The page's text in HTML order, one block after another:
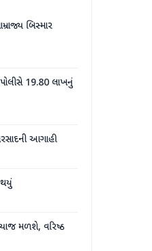
બિસ્માર
19.80 લાખનું
આગાહી
થયું
મળશે, વરિષ્ઠ